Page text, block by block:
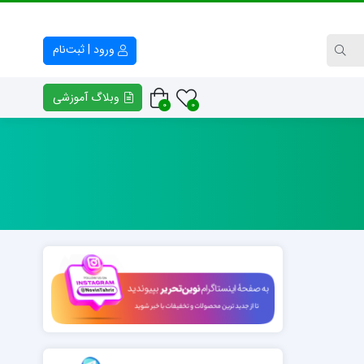
ورود | ثبت‌نام
کتابچه کلاس خط مدرسه مفید
انواع تابلوهای سوره حمد
امضای اساتید خوشنویسی
نمونه‌های خوشنویسی «منت خدای را عزوجل»
0
0 وبلاگ آموزشی